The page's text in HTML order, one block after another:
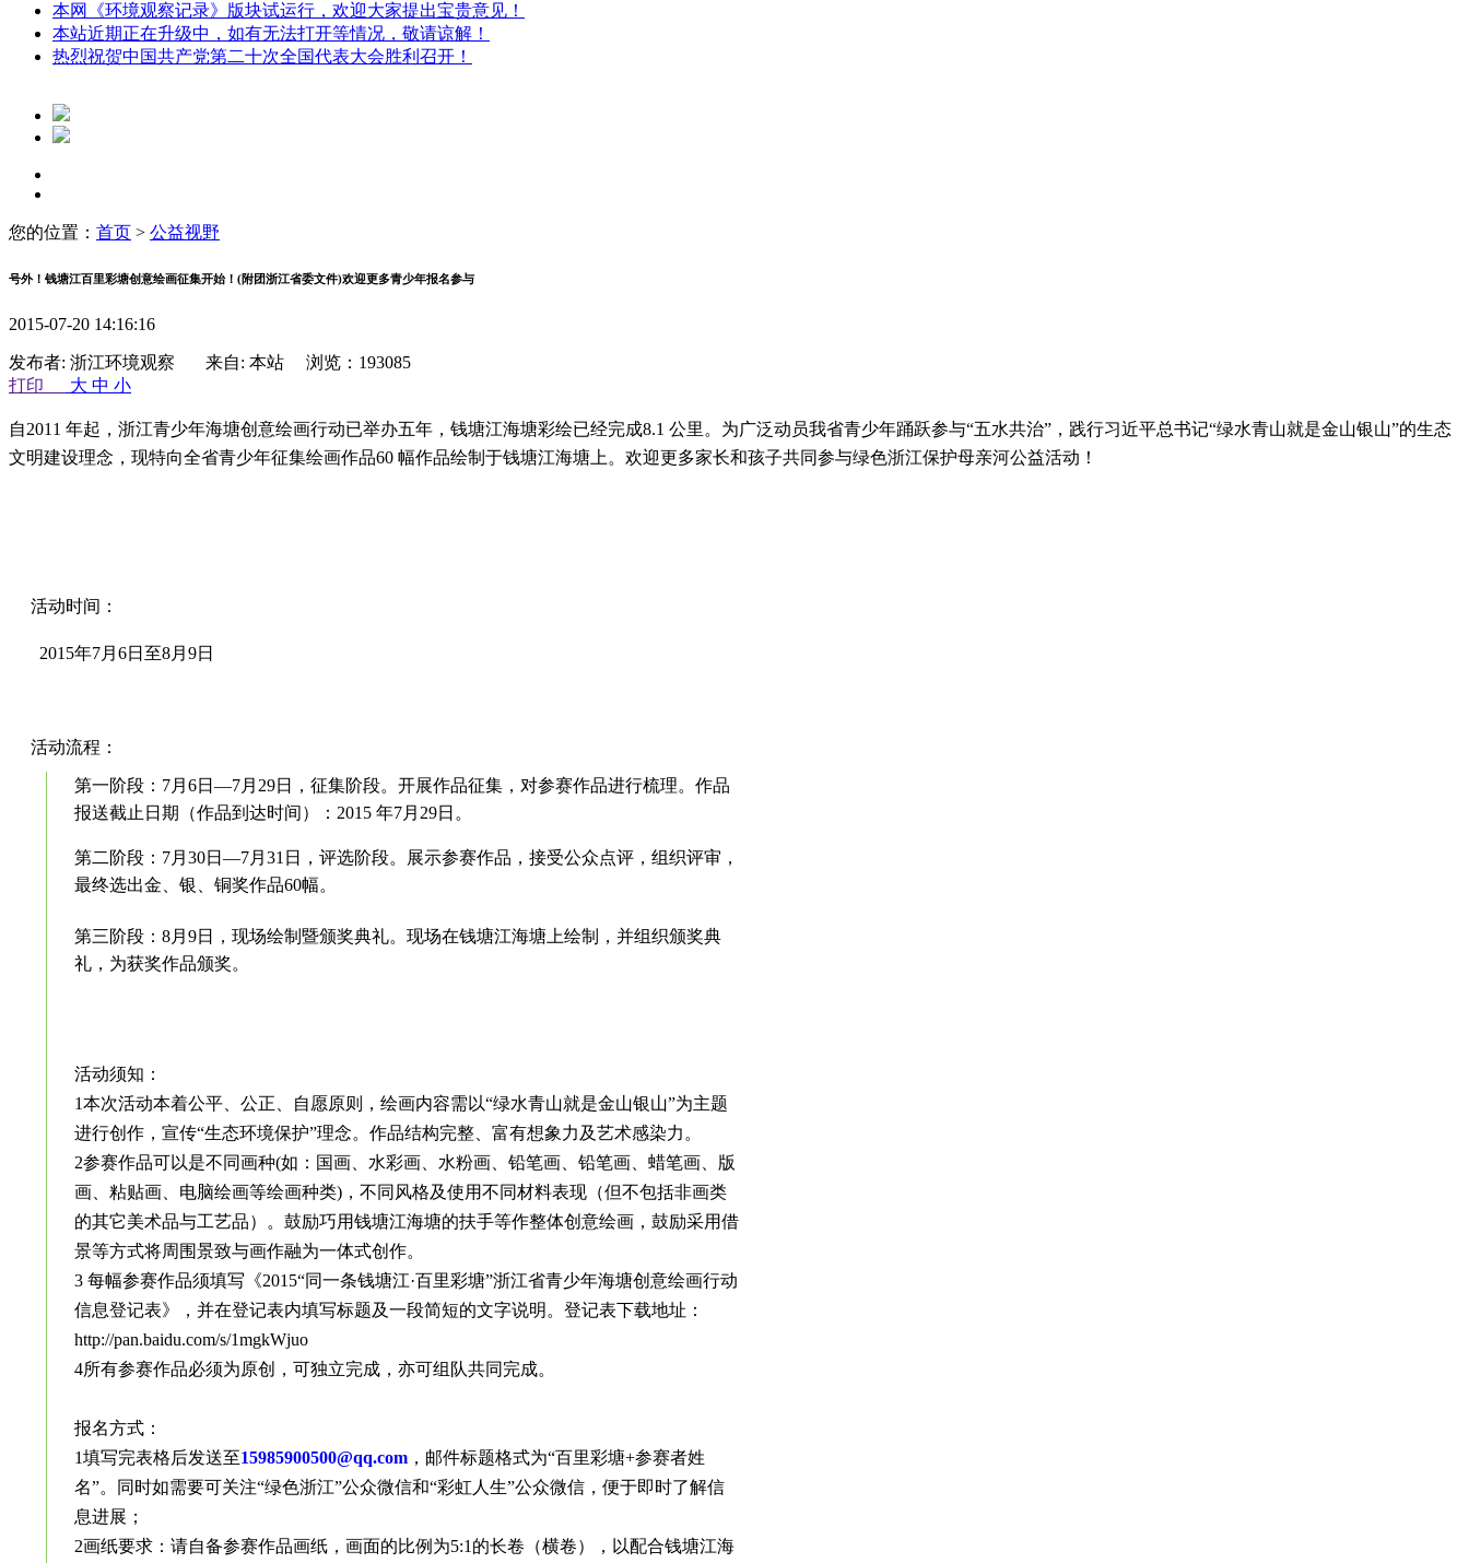
本网《环境观察记录》版块试运行，欢迎大家提出宝贵意见！
本站近期正在升级中，如有无法打开等情况，敬请谅解！
热烈祝贺中国共产党第二十次全国代表大会胜利召开！
您的位置： 首页 > 公益视野
号外！钱塘江百里彩塘创意绘画征集开始！(附团浙江省委文件)欢迎更多青少年报名参与
2015-07-20 14:16:16
发布者: 浙江环境观察 来自: 本站 浏览：193085
打印
大 中 小
自2011 年起，浙江青少年海塘创意绘画行动已举办五年，钱塘江海塘彩绘已经完成8.1 公里。 为广泛动员我省青少年踊跃参与“五水共治”，践行习近平总书记“绿水青山就是金山银山”的生态
文明建设理念，现特向全省青少年征集绘画作品60 幅作品绘制于钱塘江海塘上。 欢迎更多家长和孩子共同参与绿色浙江保护母亲河公益活动！
活动时间：
2015年7月6日至8月9日
活动流程：
第一阶段： 7月6日—7月29日，征集阶段。开展作品征集，对参赛作品进行梳理。作品
报送截止日期（作品到达时间）：2015 年7月29日。
第二阶段： 7月30日—7月31日，评选阶段。展示参赛作品，接受公众点评，组织评审，
最终选出金、银、铜奖作品60幅。
第三阶段：8月9日，现场绘制暨颁奖典礼。现场在钱塘江海塘上绘制，并组织颁奖典
礼，为获奖作品颁奖。
活动须知：
1本次活动本着公平、公正、自愿原则，绘画内容需以“绿水青山就是金山银山”为主题
进行创作，宣传“生态环境保护”理念。作品结构完整、富有想象力及艺术感染力。
2参赛作品可以是不同画种(如：国画、水彩画、水粉画、铅笔画、铅笔画、蜡笔画、版
画、粘贴画、电脑绘画等绘画种类)，不同风格及使用不同材料表现（但不包括非画类
的其它美术品与工艺品）。鼓励巧用钱塘江海塘的扶手等作整体创意绘画，鼓励采用借
景等方式将周围景致与画作融为一体式创作。
3 每幅参赛作品须填写《2015“同一条钱塘江·百里彩塘”浙江省青少年海塘创意绘画行动
信息登记表》，并在登记表内填写标题及一段简短的文字说明。登记表下载地址：
http://pan.baidu.com/s/1mgkWjuo
4所有参赛作品必须为原创，可独立完成，亦可组队共同完成。
报名方式：
1填写完表格后发送至15985900500@qq.com ，邮件标题格式为“百里彩塘+参赛者姓
名”。同时如需要可关注“绿色浙江”公众微信和“彩虹人生”公众微信，便于即时了解信
息进展；
2画纸要求：请自备参赛作品画纸，画面的比例为5:1的长卷（横卷），以配合钱塘江海